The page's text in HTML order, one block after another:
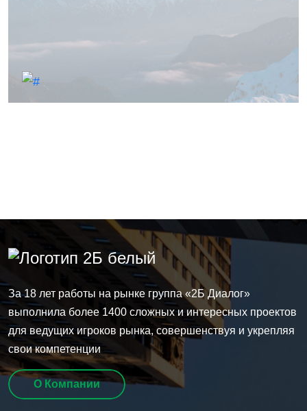
За 18 лет работы на рынке группа«2Б Диалог»
выполнила более 1400 сложных и интересных проектов
для ведущих игроков рынка, совершенствуя и укрепляя
свои компетенции
О Компании